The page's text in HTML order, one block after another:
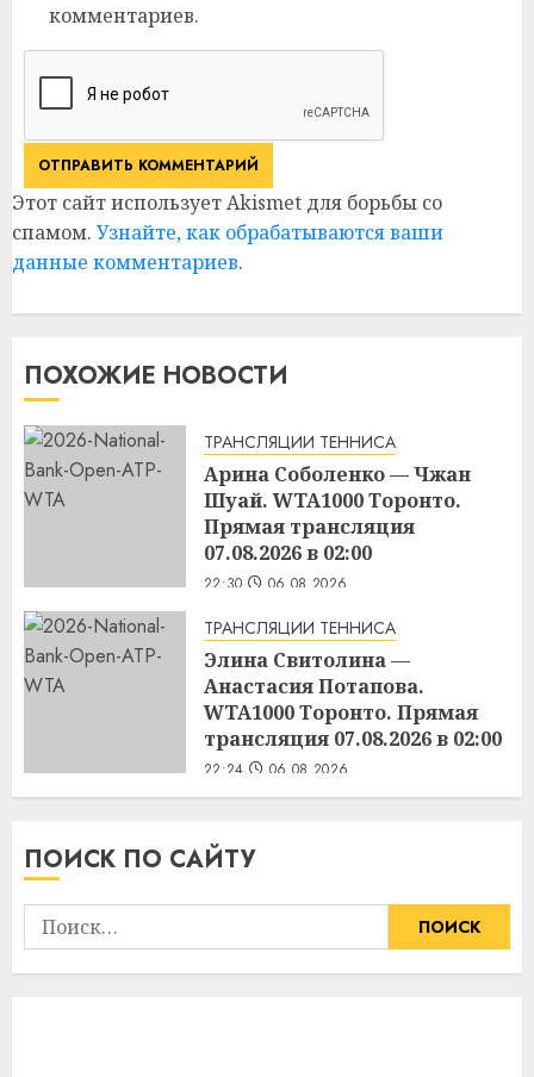
комментариев.
Этот сайт использует Akismet для борьбы со
спамом. Узнайте, как обрабатываются ваши
данные комментариев.
ПОХОЖИЕ НОВОСТИ
ТРАНСЛЯЦИИ ТЕННИСА
Арина Соболенко — Чжан
Шуай. WTA1000 Торонто.
Прямая трансляция
07.08.2026 в 02:00
22:30 06.08.2026
ТРАНСЛЯЦИИ ТЕННИСА
Элина Свитолина —
Анастасия Потапова.
WTA1000 Торонто. Прямая
трансляция 07.08.2026 в 02:00
22:24 06.08.2026
ПОИСК ПО САЙТУ
Найти: